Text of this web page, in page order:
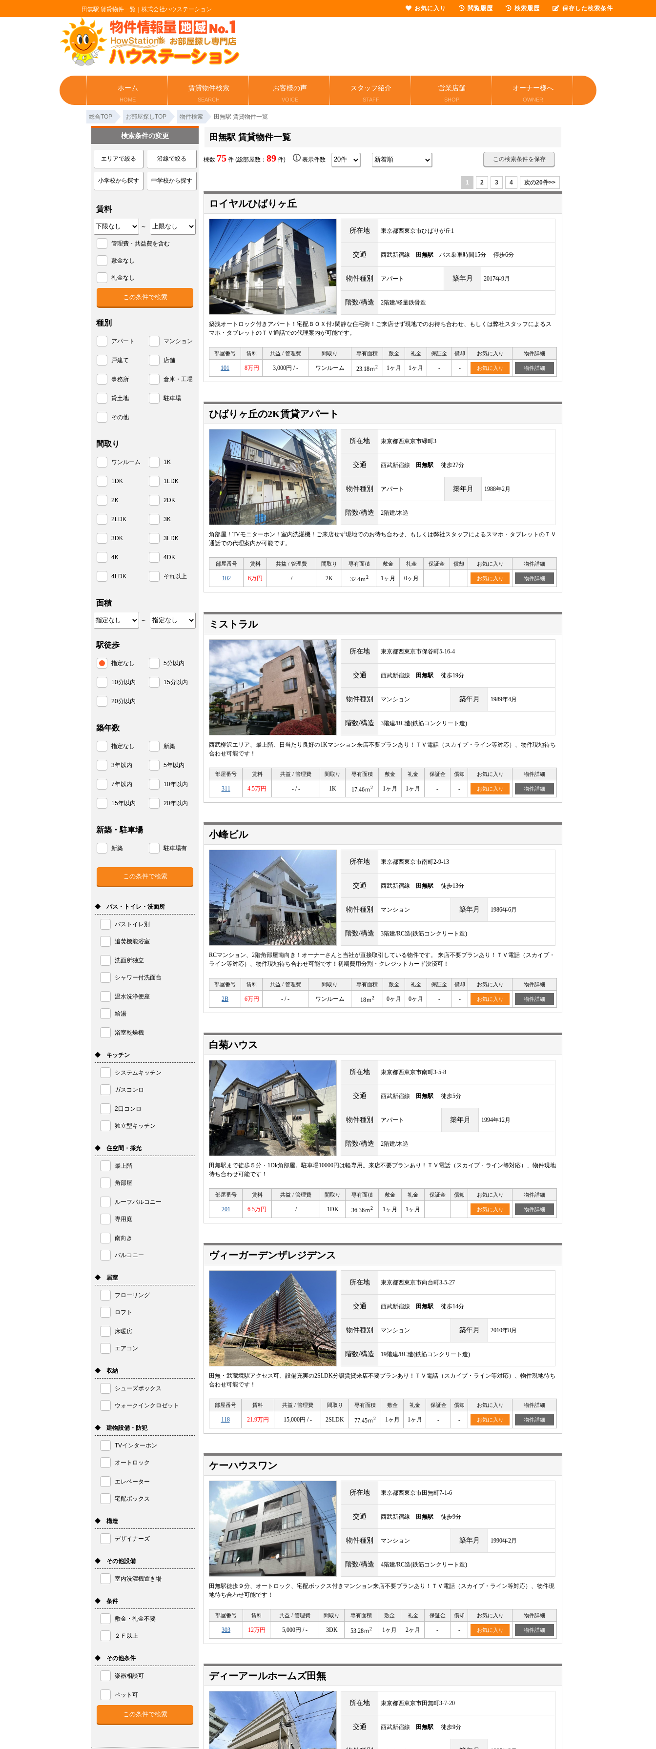
田無駅 賃貸物件一覧｜株式会社ハウステーション
ホーム
HOME
賃貸物件検索
SEARCH
お客様の声
VOICE
スタッフ紹介
STAFF
営業店舗
SHOP
オーナー様へ
OWNER
総合TOP お部屋探しTOP 物件検索 田無駅 賃貸物件一覧
田無駅 賃貸物件一覧
棟数 75 件 (総部屋数： 89 件) 表示件数 この検索条件を保存
1 2 3 4 次の20件>>
ロイヤルひばりヶ丘
所在地 東京都西東京市ひばりが丘1
交通 西武新宿線 田無駅 バス乗車時間15分 停歩6分
物件種別 アパート 築年月 2017年9月
階数/構造 2階建/軽量鉄骨造
築浅オートロック付きアパート！宅配ＢＯＸ付♪閑静な住宅街！ご来店せず現地でのお待ち合わせ、もしくは弊社スタッフによるス
マホ・タブレットのＴＶ通話での代理案内が可能です。
部屋番号 賃料 共益 / 管理費 間取り 専有面積 敷金 礼金 保証金 償却 お気に入り 物件詳細
101 8万円 3,000円 / - ワンルーム 23.18ｍ2 1ヶ月 1ヶ月 - - お気に入り 物件詳細
ひばりヶ丘の2K賃貸アパート
所在地 東京都西東京市緑町3
交通 西武新宿線 田無駅 徒歩27分
物件種別 アパート 築年月 1988年2月
階数/構造 2階建/木造
角部屋！TVモニターホン！室内洗濯機！ご来店せず現地でのお待ち合わせ、もしくは弊社スタッフによるスマホ・タブレットのＴＶ
通話での代理案内が可能です。
部屋番号 賃料 共益 / 管理費 間取り 専有面積 敷金 礼金 保証金 償却 お気に入り 物件詳細
102 6万円 - / - 2K 32.4ｍ2 1ヶ月 0ヶ月 - - お気に入り 物件詳細
ミストラル
所在地 東京都西東京市保谷町5-16-4
交通 西武新宿線 田無駅 徒歩19分
物件種別 マンション 築年月 1989年4月
階数/構造 3階建/RC造(鉄筋コンクリート造)
西武柳沢エリア、最上階、日当たり良好の1Kマンション来店不要プランあり！ＴＶ電話（スカイプ・ライン等対応）、物件現地待ち
合わせ可能です！
部屋番号 賃料 共益 / 管理費 間取り 専有面積 敷金 礼金 保証金 償却 お気に入り 物件詳細
311 4.5万円 - / - 1K 17.46ｍ2 1ヶ月 1ヶ月 - - お気に入り 物件詳細
小峰ビル
所在地 東京都西東京市南町2-9-13
交通 西武新宿線 田無駅 徒歩13分
物件種別 マンション 築年月 1986年6月
階数/構造 3階建/RC造(鉄筋コンクリート造)
RCマンション、2階角部屋南向き！オーナーさんと当社が直接取引している物件です。 来店不要プランあり！ＴＶ電話（スカイプ・
ライン等対応）、物件現地待ち合わせ可能です！初期費用分割・クレジットカード決済可！
部屋番号 賃料 共益 / 管理費 間取り 専有面積 敷金 礼金 保証金 償却 お気に入り 物件詳細
2B 6万円 - / - ワンルーム 18ｍ2 0ヶ月 0ヶ月 - - お気に入り 物件詳細
白菊ハウス
所在地 東京都西東京市南町3-5-8
交通 西武新宿線 田無駅 徒歩5分
物件種別 アパート 築年月 1994年12月
階数/構造 2階建/木造
田無駅まで徒歩５分・1Dk角部屋。駐車場10000円は軽専用。来店不要プランあり！ＴＶ電話（スカイプ・ライン等対応）、物件現地
待ち合わせ可能です！
部屋番号 賃料 共益 / 管理費 間取り 専有面積 敷金 礼金 保証金 償却 お気に入り 物件詳細
201 6.5万円 - / - 1DK 36.36ｍ2 1ヶ月 1ヶ月 - - お気に入り 物件詳細
ヴィーガーデンザレジデンス
所在地 東京都西東京市向台町3-5-27
交通 西武新宿線 田無駅 徒歩14分
物件種別 マンション 築年月 2010年8月
階数/構造 19階建/RC造(鉄筋コンクリート造)
田無・武蔵境駅アクセス可、設備充実の2SLDK分譲賃貸来店不要プランあり！ＴＶ電話（スカイプ・ライン等対応）、物件現地待ち
合わせ可能です！
部屋番号 賃料 共益 / 管理費 間取り 専有面積 敷金 礼金 保証金 償却 お気に入り 物件詳細
118 21.9万円 15,000円 / - 2SLDK 77.45ｍ2 1ヶ月 1ヶ月 - - お気に入り 物件詳細
ケーハウスワン
所在地 東京都西東京市田無町7-1-6
交通 西武新宿線 田無駅 徒歩9分
物件種別 マンション 築年月 1990年2月
階数/構造 4階建/RC造(鉄筋コンクリート造)
田無駅徒歩９分、オートロック、宅配ボックス付きマンション来店不要プランあり！ＴＶ電話（スカイプ・ライン等対応）、物件現
地待ち合わせ可能です！
部屋番号 賃料 共益 / 管理費 間取り 専有面積 敷金 礼金 保証金 償却 お気に入り 物件詳細
303 12万円 5,000円 / - 3DK 53.28ｍ2 1ヶ月 2ヶ月 - - お気に入り 物件詳細
ディーアールホームズ田無
所在地 東京都西東京市田無町3-7-20
交通 西武新宿線 田無駅 徒歩9分
検索条件の変更
エリアで絞る 沿線で絞る
小学校から探す 中学校から探す
賃料
～
管理費・共益費を含む
敷金なし
礼金なし
種別
アパート マンション
戸建て 店舗
事務所 倉庫・工場
貸土地 駐車場
その他
間取り
ワンルーム 1K
1DK 1LDK
2K 2DK
2LDK 3K
3DK 3LDK
4K 4DK
4LDK それ以上
面積
～
駅徒歩
指定なし 5分以内
10分以内 15分以内
20分以内
築年数
指定なし 新築
3年以内 5年以内
7年以内 10年以内
15年以内 20年以内
新築・駐車場
新築 駐車場有
◆ バス・トイレ・洗面所
バストイレ別
追焚機能浴室
洗面所独立
シャワー付洗面台
温水洗浄便座
給湯
浴室乾燥機
◆ キッチン
システムキッチン
ガスコンロ
2口コンロ
独立型キッチン
◆ 住空間・採光
最上階
角部屋
ルーフバルコニー
専用庭
南向き
バルコニー
◆ 居室
フローリング
ロフト
床暖房
エアコン
◆ 収納
シューズボックス
ウォークインクロゼット
◆ 建物設備・防犯
TVインターホン
オートロック
エレベーター
宅配ボックス
◆ 構造
デザイナーズ
◆ その他設備
室内洗濯機置き場
◆ 条件
敷金・礼金不要
２Ｆ以上
◆ その他条件
楽器相談可
ペット可
お気に入り 閲覧履歴 検索履歴 保存した検索条件